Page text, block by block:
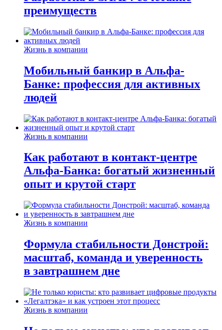
преимуществ
Жизнь в компании
Мобильный банкир в Альфа-
Банке: профессия для активных
людей
Жизнь в компании
Как работают в контакт-центре
Альфа-Банка: богатый жизненный
опыт и крутой старт
Жизнь в компании
Формула стабильности Донстрой:
масштаб, команда и уверенность
в завтрашнем дне
Жизнь в компании